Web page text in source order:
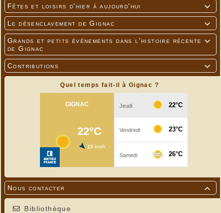

Fêtes et loisirs d'hier à aujourd'hui

Le désenclavement de Gignac

Grands et petits événements dans l'histoire récente
de Gignac

Contributions
Quel temps fait-il à Gignac ?

Nous contacter
Bibliothèque